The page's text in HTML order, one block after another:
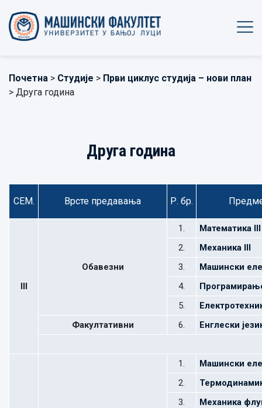
Почетна > Студије > Први циклус студија – нови план
> Друга година
Друга година
СЕМ. Врсте предавања Р. бр.
III
Обавезни
1.
Математика III
2.
Механика III
3.
Машински
4.
5.
Факултативни
6. Енглески
1.
Maшински
2.
3.
Механика